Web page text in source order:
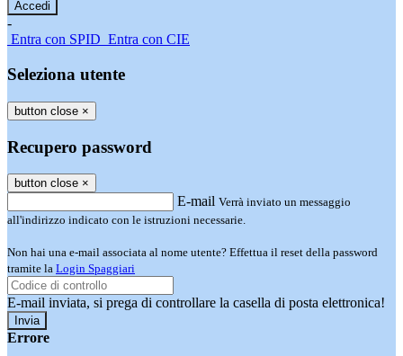
-
Entra con SPID Entra con CIE
Seleziona utente
button close ×
Recupero password
button close ×
E-mail Verrà inviato un messaggio
all'indirizzo indicato con le istruzioni necessarie.
Non hai una e-mail associata al nome utente? Effettua il reset della password
tramite la Login Spaggiari
E-mail inviata, si prega di controllare la casella di posta elettronica!
Errore